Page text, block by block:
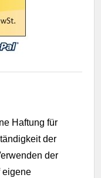
Haftung für
der
der
eigene